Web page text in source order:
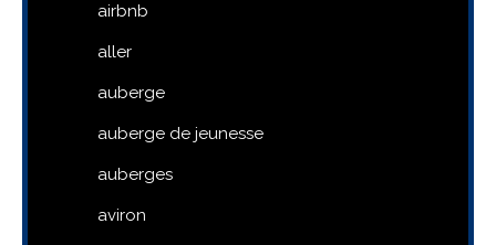
airbnb
aller
auberge
auberge de jeunesse
auberges
aviron